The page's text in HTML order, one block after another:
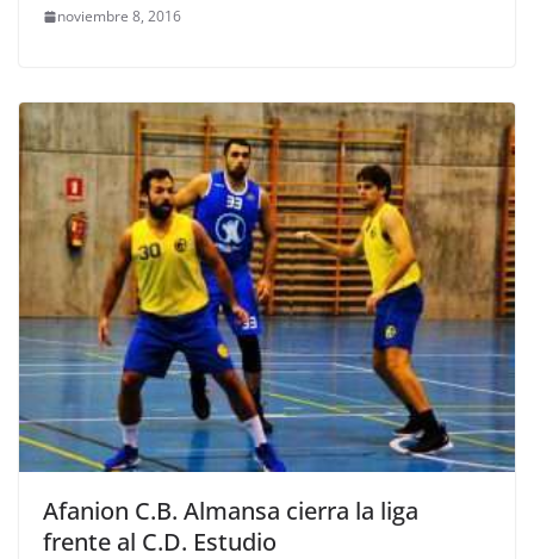
noviembre 8, 2016
Afanion C.B. Almansa cierra la liga
frente al C.D. Estudio